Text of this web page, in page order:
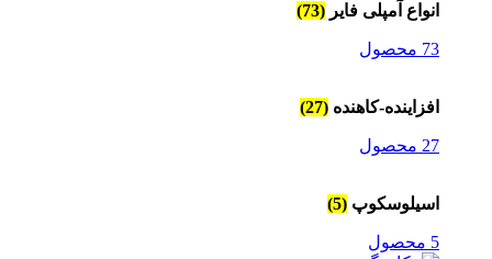
انواع آمپلی فایر (73)
73 محصول
افزاینده-کاهنده (27)
27 محصول
اسیلوسکوپ (5)
5 محصول